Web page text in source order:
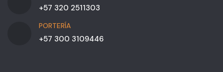
+57 320 2511303
PORTERÍA
+57 300 3109446